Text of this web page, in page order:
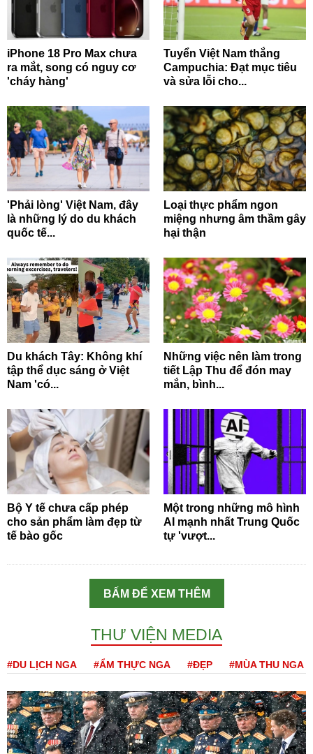
iPhone 18 Pro Max chưa
ra mắt, song có nguy cơ
'cháy hàng'
Tuyển Việt Nam thắng
Campuchia: Đạt mục tiêu
và sửa lỗi cho...
'Phải lòng' Việt Nam, đây
là những lý do du khách
quốc tế...
Loại thực phẩm ngon
miệng nhưng âm thầm gây
hại thận
Du khách Tây: Không khí
tập thể dục sáng ở Việt
Nam 'có...
Những việc nên làm trong
tiết Lập Thu để đón may
mắn, bình...
Bộ Y tế chưa cấp phép
cho sản phẩm làm đẹp từ
tế bào gốc
Một trong những mô hình
AI mạnh nhất Trung Quốc
tự 'vượt...
BẤM ĐỂ XEM THÊM
THƯ VIỆN MEDIA
#DU LỊCH NGA #ẨM THỰC NGA #ĐẸP #MÙA THU NGA